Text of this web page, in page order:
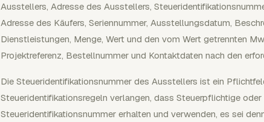
Ausstellers, Adresse des Ausstellers,
Adresse des Käufers, Seriennummer, Ausstellungsdatum,
Dienstleistungen, Menge, Wert und den vom Wert getrennten
Projektreferenz, Bestellnummer und Kontaktdaten nach den
Die Steueridentifikationsnummer des Ausstellers ist ein
Steueridentifikationsregeln verlangen, dass Steuerpflichtige
Steueridentifikationsnummer erhalten und verwenden, es sei